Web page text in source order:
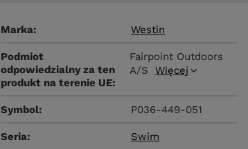
Marka Westin
Podmiot
odpowiedzialny za ten
produkt na terenie UE
Fairpoint Outdoors
A/S
Więcej
Symbol P036-449-051
Seria Swim